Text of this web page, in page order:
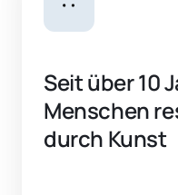
Seit über 10
Menschen
durch Kunst